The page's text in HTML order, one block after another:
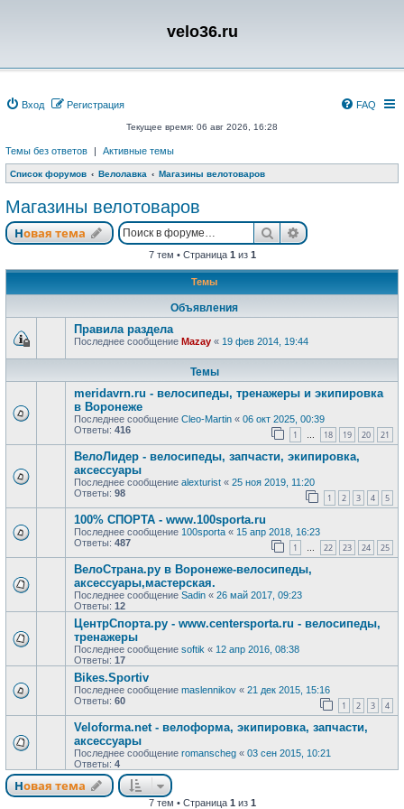
velo36.ru
Вход Регистрация FAQ
Текущее время: 06 авг 2026, 16:28
Темы без ответов | Активные темы
Список форумов Велолавка Магазины велотоваров
Магазины велотоваров
Новая тема ПоискРасширенный
7 тем • Страница 1 из 1
Темы
Объявления
Правила раздела
Последнее сообщение Mazay « 19 фев 2014, 19:44
Темы
meridavrn.ru - велосипеды, тренажеры и экипировка
в Воронеже
Последнее сообщение Cleo-Martin « 06 окт 2025, 00:39
Ответы: 416 1 … 18 19 20 21
ВелоЛидер - велосипеды, запчасти, экипировка,
аксессуары
Последнее сообщение alexturist « 25 ноя 2019, 11:20
Ответы: 98 1 2 3 4 5
100% СПОРТА - www.100sporta.ru
Последнее сообщение 100sporta « 15 апр 2018, 16:23
Ответы: 487 1 … 22 23 24 25
ВелоСтрана.ру в Воронеже-велосипеды,
аксессуары,мастерская.
Последнее сообщение Sadin « 26 май 2017, 09:23
Ответы: 12
ЦентрСпорта.ру - www.centersporta.ru - велосипеды,
тренажеры
Последнее сообщение softik « 12 апр 2016, 08:38
Ответы: 17
Bikes.Sportiv
Последнее сообщение maslennikov « 21 дек 2015, 15:16
Ответы: 60 1 2 3 4
Veloforma.net - велоформа, экипировка, запчасти,
аксессуары
Последнее сообщение romanscheg « 03 сен 2015, 10:21
Ответы: 4
Новая тема
7 тем • Страница 1 из 1